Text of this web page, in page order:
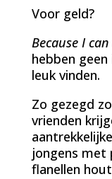
Voor geld?
Because I
hebben
leuk vinden.
Zo gezegd
vrienden
jongens met
flanellen